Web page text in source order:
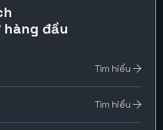
đầu
Tìm hiểu
Tìm hiểu